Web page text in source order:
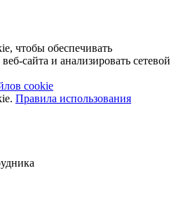
чтобы обеспечивать
сайта и анализировать сетевой
cookie
Правила использования